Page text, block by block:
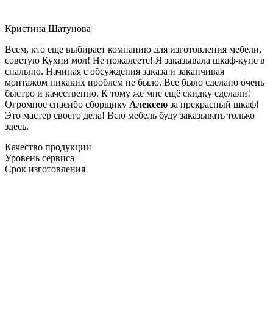
Кристина Шатунова
Всем, кто еще выбирает компанию для изготовления мебели,
советую Кухни мол! Не пожалеете! Я заказывала шкаф-купе в
спальню. Начиная с обсуждения заказа и заканчивая
монтажом никаких проблем не было. Все было сделано очень
быстро и качественно. К тому же мне ещё скидку сделали!
Огромное спасибо сборщику Алексею за прекрасный шкаф!
Это мастер своего дела! Всю мебель буду заказывать только
здесь.
Качество продукции
Уровень сервиса
Срок изготовления